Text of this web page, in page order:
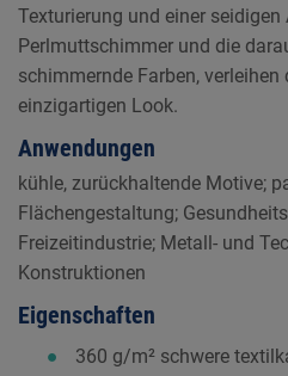
Texturierung und einer seidigen
Perlmuttschimmer und die
schimmernde Farben, verleihen
einzigartigen Look.
Anwendungen
kühle, zurückhaltende Motive;
Flächengestaltung;
Freizeitindustrie; Metall- und
Konstruktionen
Eigenschaften
360 g/m² schwere